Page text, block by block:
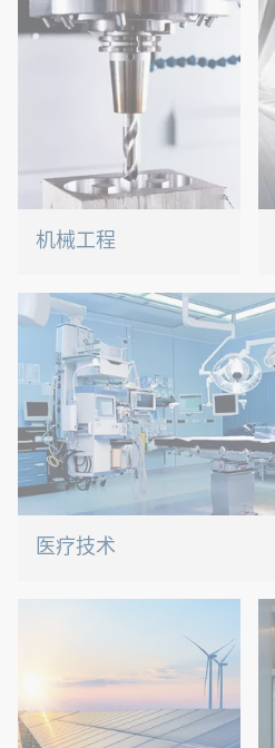
机械工程
力机械工程这一创新性行业
的发展。
医疗技术